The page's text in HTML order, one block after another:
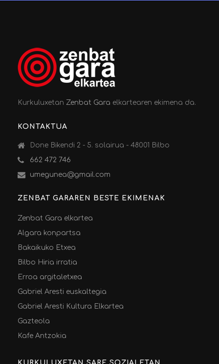
KurkuluxetanZenbat Gara elkartearen ekimena da.
KONTAKTUA
Done Bikendi 2 - 5. solairua - 48001 Bilbo
662 472 746
umegunea@gmail.com
ZENBAT GARAREN BESTE EKIMENAK
Zenbat Gara elkartea
Algara konpartsa
Bakaikuko Etxea
Bilbo Hiria irratia
Erroa argitaletxea
Gabriel Aresti euskaltegia
Gabriel Aresti Kultura Elkartea
Gazteola
Kafe Antzokia